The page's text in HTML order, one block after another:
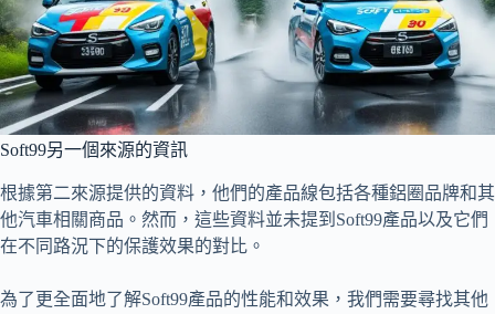
Soft99另一個來源的資訊
根據第二來源提供的資料，他們的產品線包括各種鋁圈品牌和其
他汽車相關商品。然而，這些資料並未提到Soft99產品以及它們
在不同路況下的保護效果的對比。
為了更全面地了解Soft99產品的性能和效果，我們需要尋找其他